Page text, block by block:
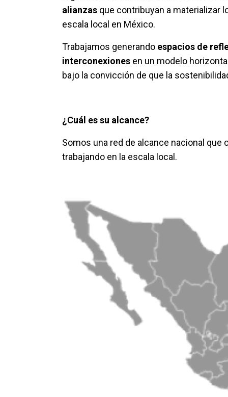
alianzas que contribuyan a materializar
escala local en México.
Trabajamos generando espacios de
interconexiones en un modelo
bajo la convicción de que la
¿Cuál essu alcance?
Somos una red de alcance nacional
trabajando en la escala local.